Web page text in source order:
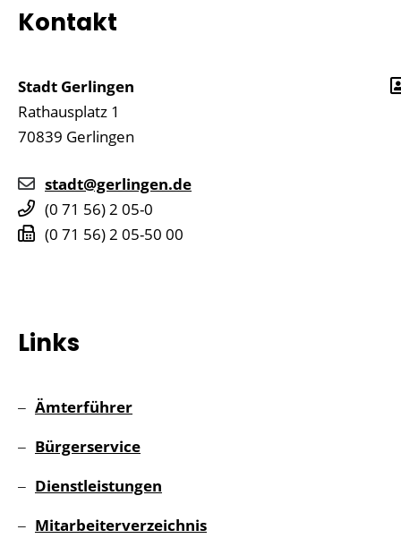
Kontakt
Stadt Gerlingen
Rathausplatz 1
70839 Gerlingen
stadt@gerlingen.de
(0 71 56) 2 05-0
(0 71 56) 2 05-50 00
Links
Ämterführer
Bürgerservice
Dienstleistungen
Mitarbeiterverzeichnis